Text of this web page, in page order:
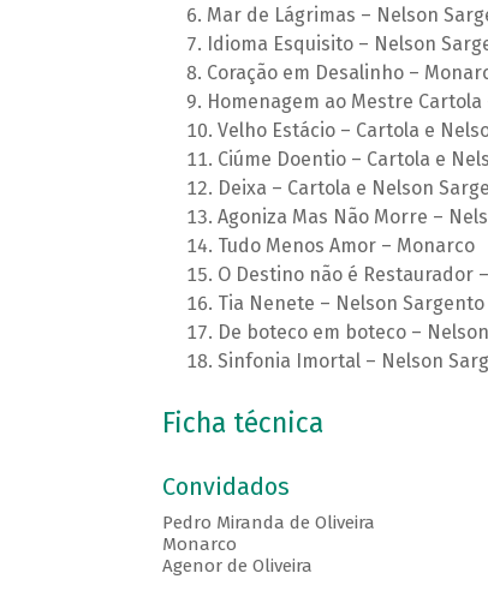
Mar de Lágrimas – Nelson
Idioma Esquisito – Nelson
Coração em Desalinho –
Homenagem ao Mestre
Velho Estácio – Cartola e
Ciúme Doentio – Cartola e
Deixa – Cartola e Nelson
Agoniza Mas Não Morre –
Tudo Menos Amor – Monarco
O Destino não é Restaurador
Tia Nenete – Nelson Sargento
De boteco em boteco –
Sinfonia Imortal – Nelson
Ficha técnica
Convidados
Pedro Miranda de Oliveira
Monarco
Agenor de Oliveira